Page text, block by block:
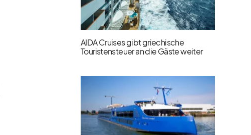
AIDA Cruises gibt griechische
Touristensteuer an die Gäste weiter